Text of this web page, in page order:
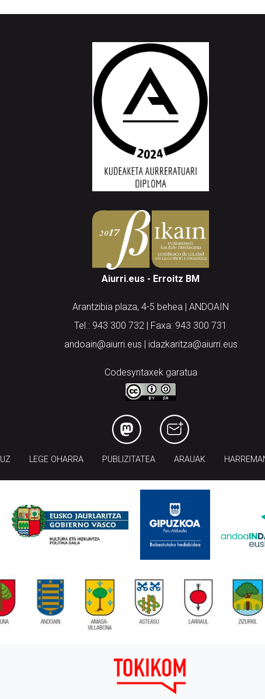
Aiurri.eus - Erroitz BM
Arantzibia plaza, 4-5 behea | ANDOAIN
Tel.: 943 300 732 | Faxa: 943 300 731
andoain@aiurri.eus | idazkaritza@aiurri.eus
Codesyntaxek garatua
LEGE OHARRA PUBLIZITATEA ARAUAK